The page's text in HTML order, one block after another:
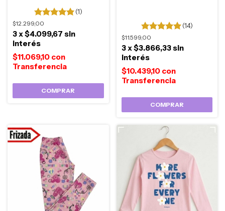
(1)
$12.299,00
$11.069,10 con
3x$4.099,67 sin
interés
COMPRAR
(14)
$11.599,00
$10.439,10 con
3x$3.866,33sin
interés
COMPRAR